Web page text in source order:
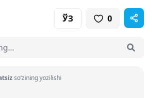
ЎЗ 0
so‘zining yozilishi